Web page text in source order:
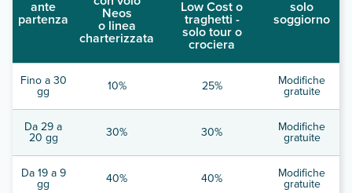
ante
partenza Neos
o linea
charterizzata
Low Cost o
traghetti -
solo tour o
crociera
solo
soggiorno
Fino a 30
gg 10% 25% Modifiche
gratuite
Da 29 a
20 gg 30% 30% Modifiche
gratuite
Da 19 a 9
gg 40% 40% Modifiche
gratuite